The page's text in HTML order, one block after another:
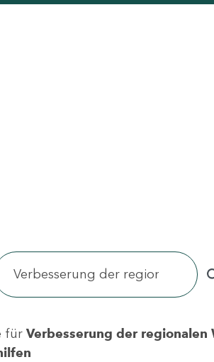
für Verbesserung der